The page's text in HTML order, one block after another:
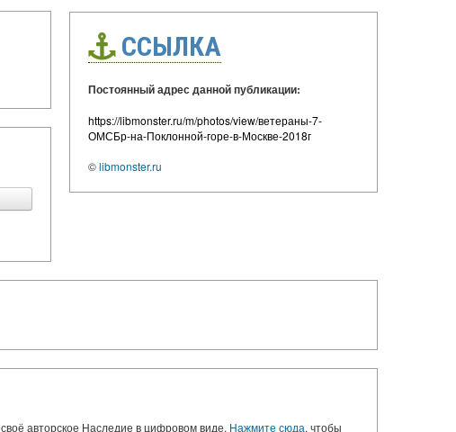
ССЫЛКА
Постоянный адрес данной публикации:
https://libmonster.ru/m/photos/view/ветераны-7-
ОМСБр-на-Поклонной-горе-в-Москве-2018г
©libmonster.ru
авторское Наследие в цифровом виде. Нажмите сюда, чтобы